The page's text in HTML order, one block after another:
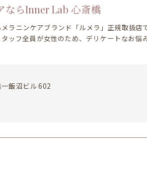
ならInner Lab 心斎橋
ラニンケアブランド「ルメラ」正規取扱店
ッフ全員が女性のため、デリケートなお悩
飯沼ビル 602